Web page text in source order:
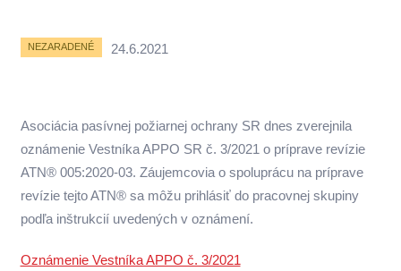
NEZARADENÉ 24.6.2021
Asociácia pasívnej požiarnej ochrany SR dnes zverejnila
oznámenie Vestníka APPO SR č. 3/2021 o príprave revízie
ATN® 005:2020-03. Záujemcovia o spoluprácu na príprave
revízie tejto ATN® sa môžu prihlásiť do pracovnej skupiny
podľa inštrukcií uvedených v oznámení.
Oznámenie Vestníka APPO č. 3/2021